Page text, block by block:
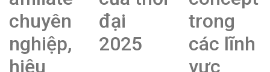
chuyên
nghiệp,
hiệu
đại
2025
trong
các lĩnh
vực